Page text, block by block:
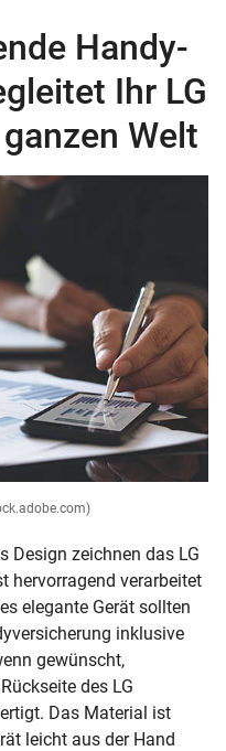
Handy-
Ihr LG
Welt
Design zeichnen das LG
hervorragend verarbeitet
elegante Gerät sollten
inklusive
gewünscht,
des LG
Das Material ist
leicht aus der Hand